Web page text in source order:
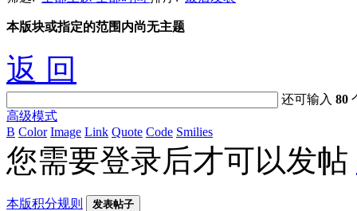
本版块或指定的范围内尚无主题
返 回
还可输入80
高级模式
B Color Image Link Quote Code Smilies
您需要登录后才可以发帖
本版积分规则 发表帖子